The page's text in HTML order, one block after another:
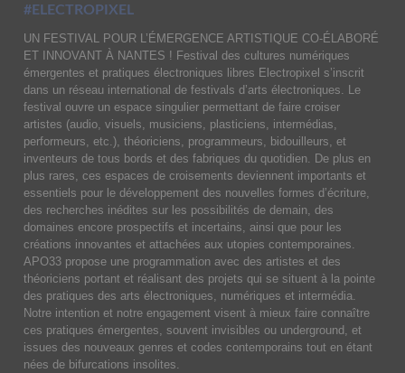
#ELECTROPIXEL
UN FESTIVAL POUR L’ÉMERGENCE ARTISTIQUE CO-ÉLABORÉ
ET INNOVANT À NANTES ! Festival des cultures numériques
émergentes et pratiques électroniques libres Electropixel s’inscrit
dans un réseau international de festivals d’arts électroniques. Le
festival ouvre un espace singulier permettant de faire croiser
artistes (audio, visuels, musiciens, plasticiens, intermédias,
performeurs, etc.), théoriciens, programmeurs, bidouilleurs, et
inventeurs de tous bords et des fabriques du quotidien. De plus en
plus rares, ces espaces de croisements deviennent importants et
essentiels pour le développement des nouvelles formes d’écriture,
des recherches inédites sur les possibilités de demain, des
domaines encore prospectifs et incertains, ainsi que pour les
créations innovantes et attachées aux utopies contemporaines.
APO33 propose une programmation avec des artistes et des
théoriciens portant et réalisant des projets qui se situent à la pointe
des pratiques des arts électroniques, numériques et intermédia.
Notre intention et notre engagement visent à mieux faire connaître
ces pratiques émergentes, souvent invisibles ou underground, et
issues des nouveaux genres et codes contemporains tout en étant
nées de bifurcations insolites.